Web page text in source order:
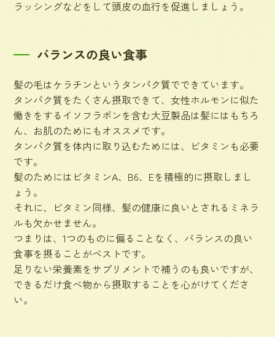
ラッシングなどをして頭皮の血行を促進しましょう。
バランスの良い食事
髪の毛はケラチンというタンパク質でできています。
タンパク質をたくさん摂取できて、女性ホルモンに似た
働きをするイソフラボンを含む大豆製品は髪にはもちろ
ん、お肌のためにもオススメです。
タンパク質を体内に取り込むためには、ビタミンも必要
です。
髪のためにはビタミンA、B6、Eを積極的に摂取しまし
ょう。
それに、ビタミン同様、髪の健康に良いとされるミネラ
ルも欠かせません。
つまりは、1つのものに偏ることなく、バランスの良い
食事を摂ることがベストです。
足りない栄養素をサプリメントで補うのも良いですが、
できるだけ食べ物から摂取することを心がけてくださ
い。